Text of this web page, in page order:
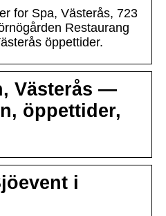
for Spa, Västerås, 723
Restaurang
öppettider.
Västerås —
öppettider,
i